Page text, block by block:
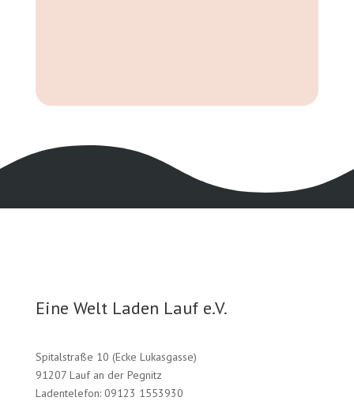
Eine Welt Laden Lauf e.V.
Spitalstraße 10 (Ecke Lukasgasse)
91207 Lauf an der Pegnitz
Ladentelefon: 09123 1553930